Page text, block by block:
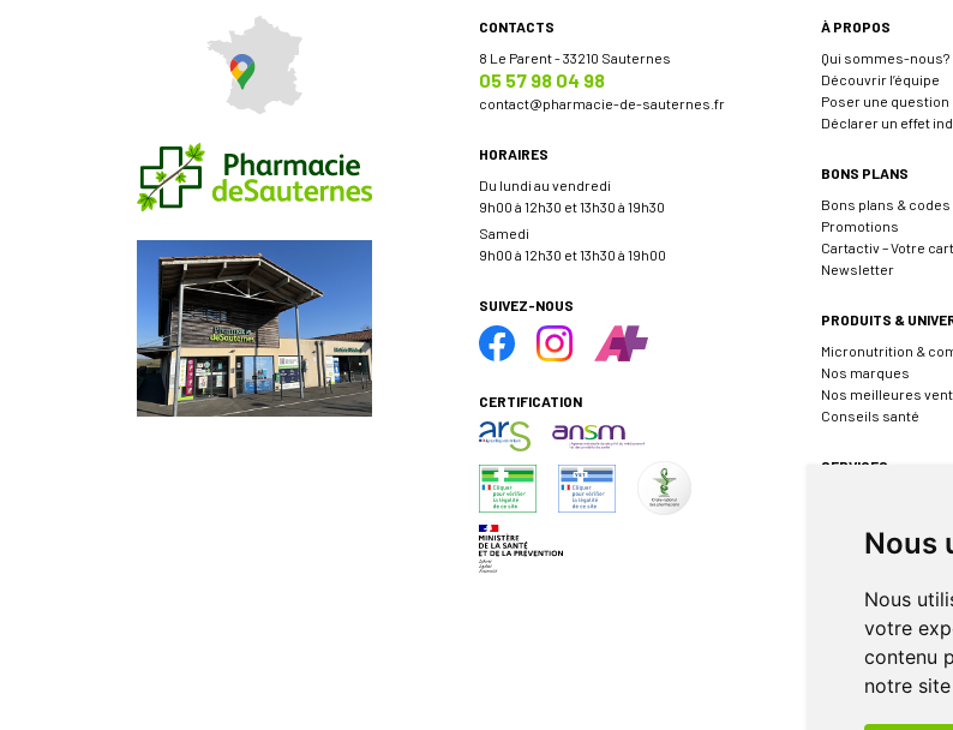
Nous
Nous
votre
contenu
notre
CONTACTS
8 Le Parent - 33210 Sauternes
05 57 98 04 98
contact@pharmacie-de-sauternes.fr
HORAIRES
Du lundi au vendredi
9h00 à 12h30 et 13h30 à 19h30
Samedi
9h00 à 12h30 et 13h30 à 19h00
SUIVEZ-NOUS
CERTIFICATION
À PROPOS
Qui sommes-nous?
Découvrir l’équipe
Poser une question
Déclarer un effet
BONS PLANS
Bons plans &
Promotions
Cartactiv – Votre
Newsletter
PRODUITS &
Micronutrition &
Nos marques
Nos meilleures
Conseils santé
SERVICES
Événements
INFORMATIONS
Rappel de produit